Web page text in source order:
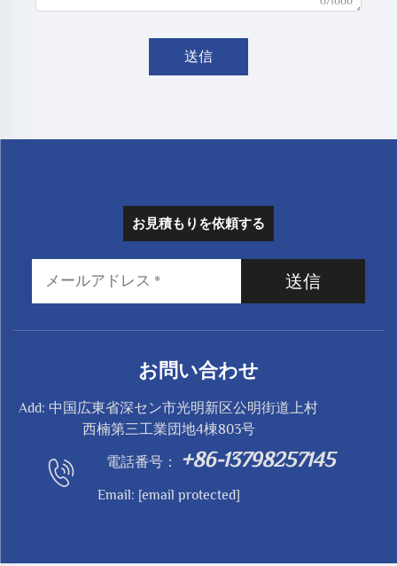
送信
お見積もりを依頼する
送信
お問い合わせ
Add: 中国広東省深セン市光明新区公明街道上村
西楠第三工業団地4棟803号
電話番号： +86-13798257145
Email: [email protected]